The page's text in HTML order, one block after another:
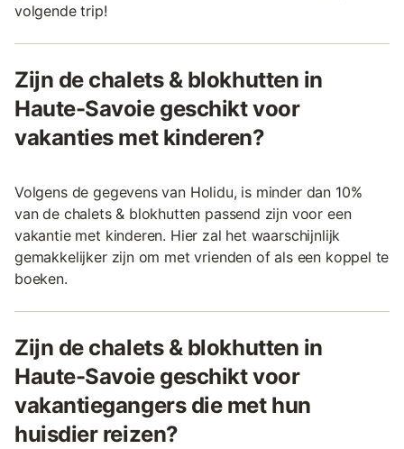
volgende trip!
Zijn de chalets & blokhutten in
Haute-Savoie geschikt voor
vakanties met kinderen?
Volgens de gegevens van Holidu, is minder dan 10%
van de chalets & blokhutten passend zijn voor een
vakantie met kinderen. Hier zal het waarschijnlijk
gemakkelijker zijn om met vrienden of als een koppel te
boeken.
Zijn de chalets & blokhutten in
Haute-Savoie geschikt voor
vakantiegangers die met hun
huisdier reizen?